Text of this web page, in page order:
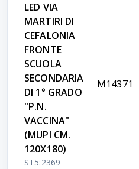
LED VIA
MARTIRI DI
CEFALONIA
FRONTE
SCUOLA
SECONDARIA
DI 1° GRADO
"P.N.
VACCINA"
(MUPI CM.
120X180)
ST5:2369
M14371